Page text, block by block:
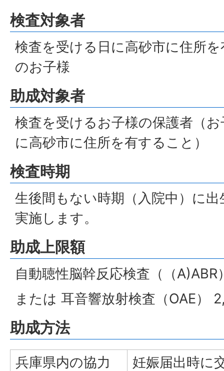
検査対象者
検査を受ける日に高砂市に住所
のお子様
助成対象者
検査を受けるお子様の保護者（
に高砂市に住所を有すること）
検査時期
生後間もない時期（入院中）に
実施します。
助成上限額
自動聴性脳幹反応検査（（
または 耳音響放射検査（OAE）
助成方法
兵庫県内の協力
妊娠届出時に